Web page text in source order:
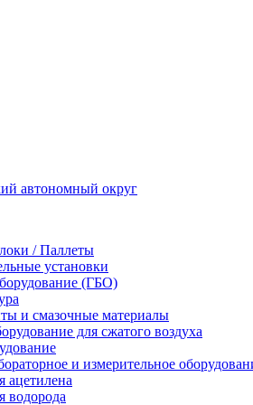
автономный округ
/ Паллеты
установки
(ГБО)
и смазочные материалы
для сжатого воздуха
и измерительное
ацетилена
водорода